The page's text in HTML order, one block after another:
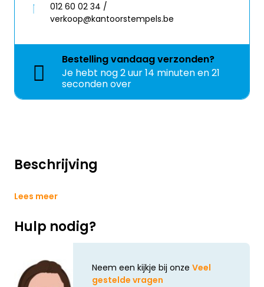
Beschrijving
Lees meer
Hulp nodig?
Neem een kijkje bij onze Veel
gestelde vragen
012 60 02 34 /
verkoop@kantoorstempels.be
Bestellingvandaagverzonden?
Je hebt nog2 uur 14 minuten en 21
seconden over